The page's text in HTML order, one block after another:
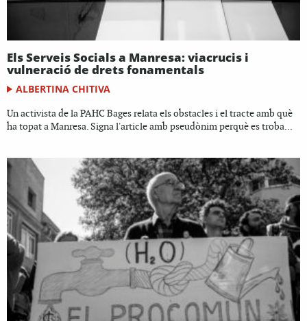
Els Serveis Socials a Manresa: viacrucis i
vulneració de drets fonamentals
ALBERTINA CHITIVA
Un activista de la PAHC Bages relata els obstacles i el tracte amb què
ha topat a Manresa. Signa l'article amb pseudònim perquè es troba...